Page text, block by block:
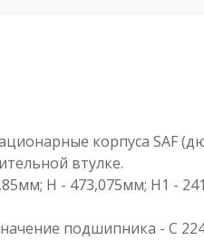
корпуса SAF
втулке.
H - 473,075мм; H1 -
подшипника - C